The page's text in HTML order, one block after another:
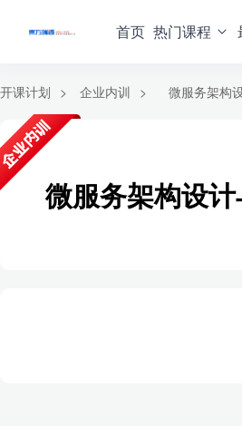
首页 热门课程
开课计划 > 企业内训 > 微服务架构
微服务架构设